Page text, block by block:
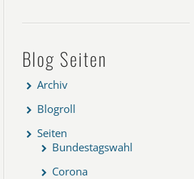
Blog Seiten
Archiv
Blogroll
Seiten
Bundestagswahl
Corona